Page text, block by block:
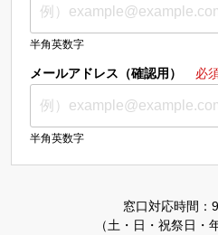
半角英数字
メールアドレス（確認用） 必
半角英数字
窓口対応時間：
（土・日・祝祭日・